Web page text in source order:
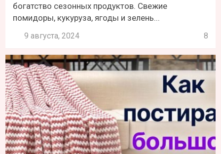
богатство сезонных продуктов. Свежие
помидоры, кукуруза, ягоды и зелень...
9 августа, 2024 8